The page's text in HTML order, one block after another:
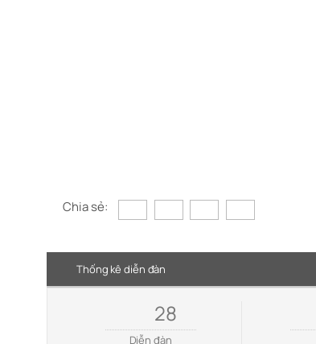
Chia sẻ:
Thống kê diễn đàn
28
Diễn đàn